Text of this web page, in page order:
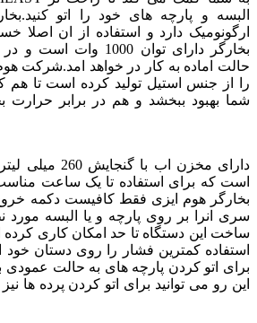
البسه و پارچه های خود را اتو
ارگونومیک دارد و استفاده از ان اصلا
حالت اماده به کار در خواهد امد.شرکت
را از جنس استیل تولید کرده است تا هم
شما بهبود ببخشد و هم در برابر حرارت
است که برای استفاده تا یک ساعت
بخارگر هوم ایزی فقط کافیست دکمه خروج
سری انرا بر روی پارچه و یا البسه مورد
ساخت این دستگاه تا حد امکان کاری
استفاده کمترین فشار را روی دستان
برای اتو کردن پارچه های به حالت
این رو می توانید برای اتو کردن پرده ها